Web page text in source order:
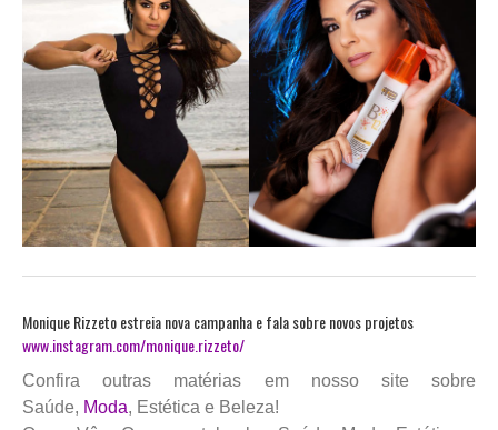
Monique Rizzeto estreia nova campanha e fala sobre novos projetos
www.instagram.com/monique.rizzeto/
Confira outras matérias em nosso site sobre
Saúde, Moda, Estética e Beleza!